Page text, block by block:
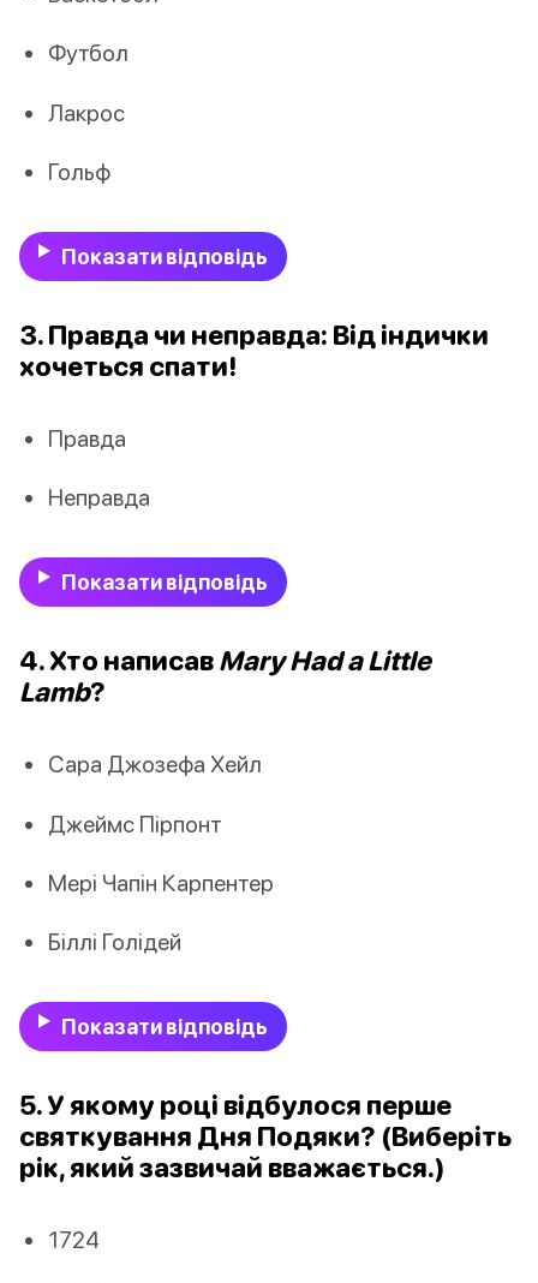
Футбол
Лакрос
Гольф
Показати відповідь
3. Правда чи неправда: Від індички
хочеться спати!
Правда
Неправда
Показати відповідь
4. Хто написавMary Had a Little
Lamb?
Сара Джозефа Хейл
Джеймс Пірпонт
Мері Чапін Карпентер
Біллі Голідей
Показати відповідь
5. У якому році відбулося перше
святкування Дня Подяки? (Виберіть
рік, який зазвичай вважається.)
1724